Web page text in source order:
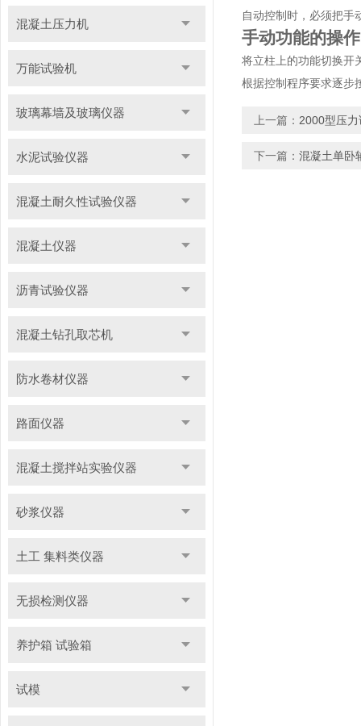
混凝土压力机
万能试验机
玻璃幕墙及玻璃仪器
水泥试验仪器
混凝土耐久性试验仪器
混凝土仪器
沥青试验仪器
混凝土钻孔取芯机
防水卷材仪器
路面仪器
混凝土搅拌站实验仪器
砂浆仪器
土工 集料类仪器
无损检测仪器
养护箱 试验箱
试模
自动控制时，必须把手
手动功能的操
将立柱上的功能切换开
根据控制程序要求逐步
上一篇： 2000型压
下一篇： 混凝土单卧